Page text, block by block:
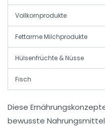
Vollkornprodukte
Fettarme Milchprodukte
Hülsenfrüchte & Nüsse
Fisch
Diese
bewusste